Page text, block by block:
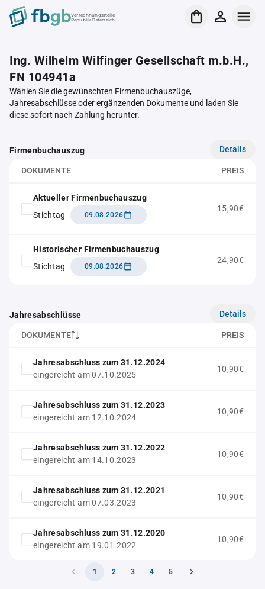
Verrechnungsstelle
Republik Österreich
Ing. Wilhelm Wilfinger Gesellschaft m.b.H.,
FN 104941a
Wählen Sie die gewünschten Firmenbuchauszüge,
Jahresabschlüsse oder ergänzenden Dokumente und laden Sie
diese sofort nach Zahlung herunter.
Firmenbuchauszug Details
DOKUMENTE PREIS
Aktueller Firmenbuchauszug
Stichtag
09.08.2026
15,90€
Historischer Firmenbuchauszug
Stichtag
09.08.2026
24,90€
Jahresabschlüsse Details
DOKUMENTE PREIS
Jahresabschluss zum 31.12.2024
eingereicht am 07.10.2025
10,90€
Jahresabschluss zum 31.12.2023
eingereicht am 12.10.2024
10,90€
Jahresabschluss zum 31.12.2022
eingereicht am 14.10.2023
10,90€
Jahresabschluss zum 31.12.2021
eingereicht am 07.03.2023
10,90€
Jahresabschluss zum 31.12.2020
eingereicht am 19.01.2022
10,90€
1 2 3 4 5